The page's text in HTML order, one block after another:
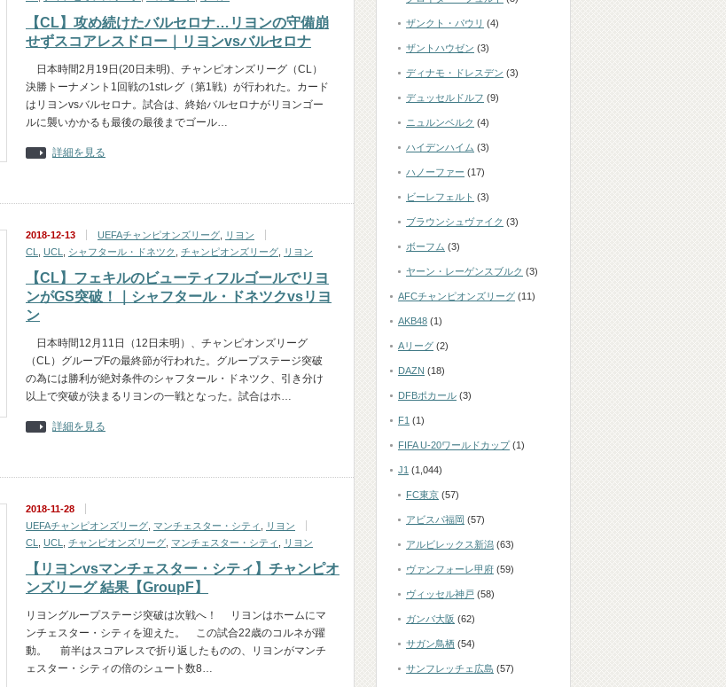
【CL】攻め続けたバルセロナ…リヨンの守備崩
せずスコアレスドロー｜リヨンvsバルセロナ
日本時間2月19日(20日未明)、チャンピオンズリーグ（CL）
決勝トーナメント1回戦の1stレグ（第1戦）が行われた。カード
はリヨンvsバルセロナ。試合は、終始バルセロナがリヨンゴー
ルに襲いかかるも最後の最後までゴール…
詳細を見る
2018-12-13 UEFAチャンピオンズリーグ
リヨン
CL
UCL シャフタール・ドネツク チャンピオンズリーグ リヨン
【CL】フェキルのビューティフルゴールでリヨ
ンがGS突破！｜シャフタール・ドネツクvsリヨ
ン
日本時間12月11日（12日未明）、チャンピオンズリーグ
（CL）グループFの最終節が行われた。グループステージ突破
の為には勝利が絶対条件のシャフタール・ドネツク、引き分け
以上で突破が決まるリヨンの一戦となった。試合はホ…
詳細を見る
2018-11-28
UEFAチャンピオンズリーグ マンチェスター・シティ
リヨン
CL
UCL チャンピオンズリーグ マンチェスター・シティ リヨン
【リヨンvsマンチェスター・シティ】チャンピオ
ンズリーグ 結果【GroupF】
リヨングループステージ突破は次戦へ！ リヨンはホームにマ
ンチェスター・シティを迎えた。 この試合22歳のコルネが躍
動。 前半はスコアレスで折り返したものの、リヨンがマンチ
ェスター・シティの倍のシュート数8…
ザンクト・パウリ (4)
ザントハウゼン (3)
ディナモ・ドレスデン (3)
デュッセルドルフ (9)
ニュルンベルク (4)
ハイデンハイム (3)
ハノーファー (17)
ビーレフェルト (3)
ブラウンシュヴァイク (3)
ボーフム (3)
ヤーン・レーゲンスブルク (3)
AFCチャンピオンズリーグ (11)
AKB48 (1)
Aリーグ (2)
DAZN (18)
DFBポカール (3)
F1 (1)
FIFA U-20ワールドカップ(1)
J1 (1,044)
FC東京 (57)
アビスパ福岡 (57)
アルビレックス新潟 (63)
ヴァンフォーレ甲府 (59)
ヴィッセル神戸 (58)
ガンバ大阪 (62)
サガン鳥栖 (54)
サンフレッチェ広島 (57)